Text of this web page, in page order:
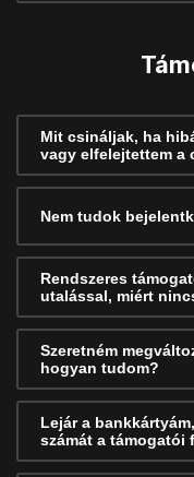
Mit csináljak, ha
vagy elfelejtettem a
Nem tudok
Rendszeres
utalással, miért
Szeretném
hogyan tudom?
Lejár a
számát a támogatói